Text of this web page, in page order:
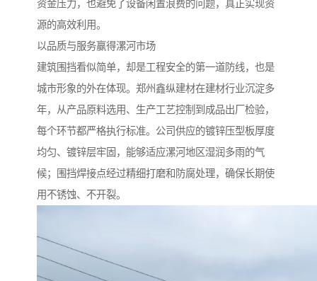
资金压力，也避免了设备闲置浪费的问题，真正实现资
源的高效利用。
以品质与服务赢得漯河市场
建筑围挡看似简单，却是工程安全的第一道防线，也是
城市形象的外在体现。郑州鑫纵建材在建材行业沉淀多
年，从产品原料选用、生产工艺控制到成品出厂检验，
每个环节都严格执行标准。公司供应的镀锌压型板厚度
均匀、镀锌层牢固，能够适应漯河地区湿润多雨的气
候；围挡焊接点经过精细打磨和防腐处理，确保长期使
用不锈蚀、不开裂。